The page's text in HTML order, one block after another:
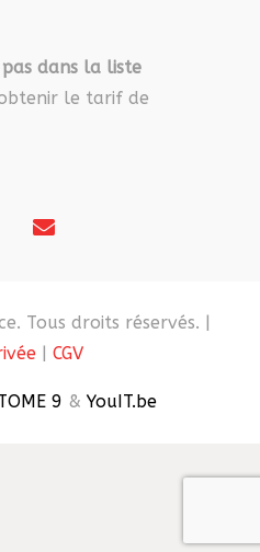
dans la liste
le tarif de
Tous droits réservés. |
CGV
9 & YouIT.be